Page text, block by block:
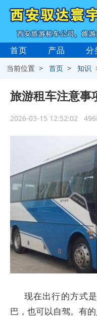
首页 产品 分
当前位置 >首页 >知识
旅游租车注意事
2026-03-15 12:52:02
现在出行的方式
巴，也可以自驾。有